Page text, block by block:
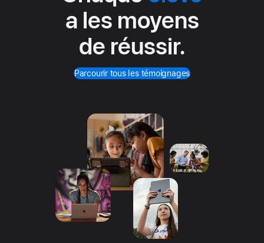
a les moyens
de réussir.
Parcourir tous les témoignages